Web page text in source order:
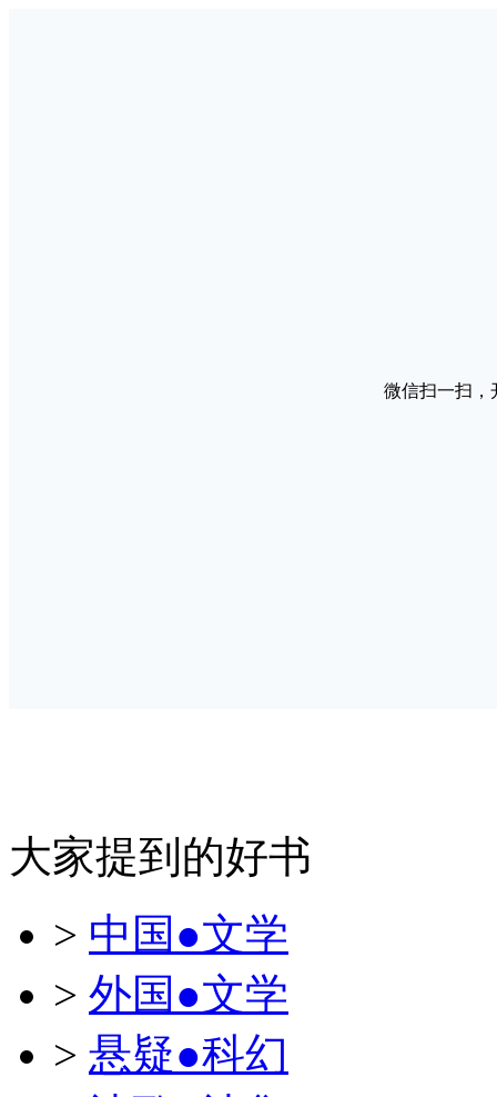
微信扫一扫，
大家提到的好书
> 中国●文学
> 外国●文学
> 悬疑●科幻